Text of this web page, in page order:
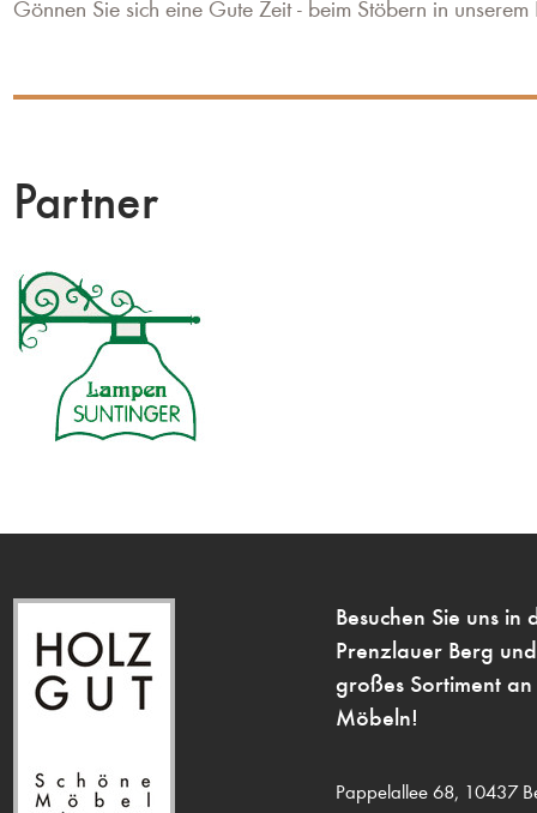
Gönnen Sie sich eine Gute Zeit - beim Stöbern in
Partner
Besuchen Sie uns
Prenzlauer Berg
großes Sortiment
Möbeln!
Pappelallee 68, 10437